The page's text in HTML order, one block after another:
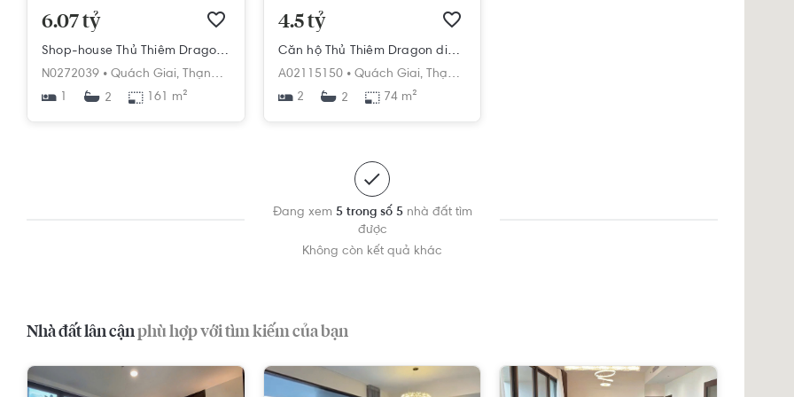
6.07 tỷ
Shop-house Thủ Thiêm Dragon bàn giao thô, diện tích 161m2.
N0272039 • Quách Giai, Thạnh Mỹ Lợi, Quận 2, Hồ Chí Minh
1
2 161 m²
4.5 tỷ
Căn hộ Thủ Thiêm Dragon diện tích 74m2, bàn giao nội thất cơ bản.
A02115150 • Quách Giai, Thạnh Mỹ Lợi,
2
2 74 m²
Đang xem 5 trong số 5nhà đất tìm
được
Không còn kết quả khác
Nhà đất lân cậnphù hợp với tìm kiếm của bạn